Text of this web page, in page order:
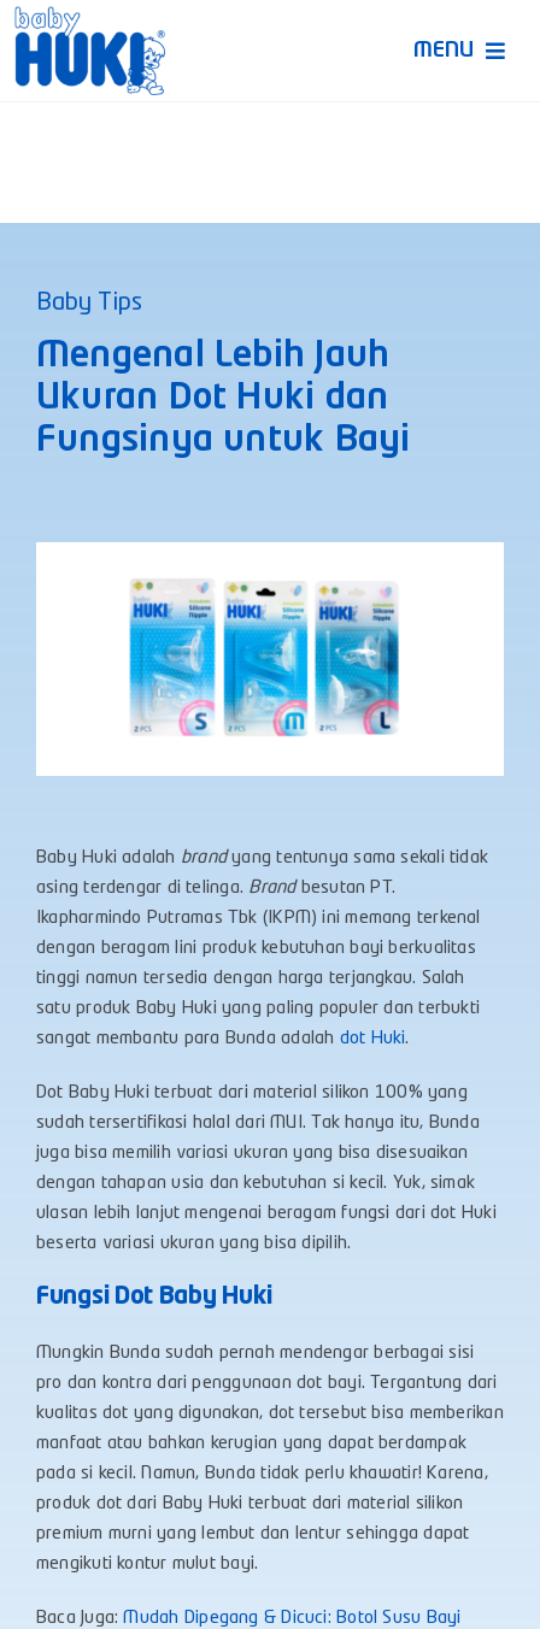
Skip
content
MENU
Baby Tips
Mengenal Lebih Jauh
Ukuran Dot Huki dan
Fungsinya untuk Bayi
Baby Huki adalah brandyang tentunya sama sekali tidak
asing terdengar di telinga. Brandbesutan PT.
Ikapharmindo Putramas Tbk (IKPM) ini memang terkenal
dengan beragam lini produk kebutuhan bayi berkualitas
tinggi namun tersedia dengan harga terjangkau. Salah
satu produk Baby Huki yang paling populer dan terbukti
sangat membantu para Bunda adalah dot Huki.
Dot Baby Huki terbuat dari material silikon 100% yang
sudah tersertifikasi halal dari MUI. Tak hanya itu, Bunda
juga bisa memilih variasi ukuran yang bisa disesuaikan
dengan tahapan usia dan kebutuhan si kecil. Yuk, simak
ulasan lebih lanjut mengenai beragam fungsi dari dot Huki
beserta variasi ukuran yang bisa dipilih.
Fungsi Dot Baby Huki
Mungkin Bunda sudah pernah mendengar berbagai sisi
pro dan kontra dari penggunaan dot bayi. Tergantung dari
kualitas dot yang digunakan, dot tersebut bisa memberikan
manfaat atau bahkan kerugian yang dapat berdampak
pada si kecil. Namun, Bunda tidak perlu khawatir! Karena,
produk dot dari Baby Huki terbuat dari material silikon
premium murni yang lembut dan lentur sehingga dapat
mengikuti kontur mulut bayi.
Baca Juga:Mudah Dipegang & Dicuci: Botol Susu Bayi